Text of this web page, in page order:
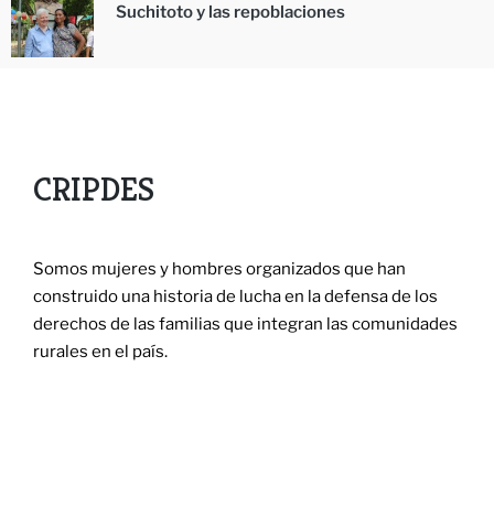
Suchitoto y las repoblaciones
CRIPDES
Somos mujeres y hombres organizados que han
construido una historia de lucha en la defensa de los
derechos de las familias que integran las comunidades
rurales en el país.